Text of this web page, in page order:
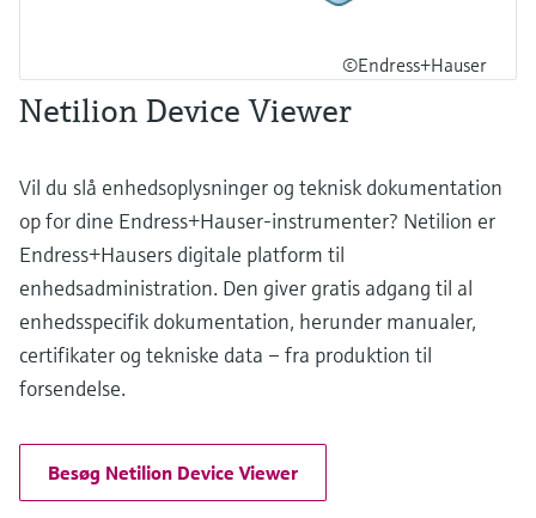
©Endress+Hauser
Netilion Device Viewer
Vil du slå enhedsoplysninger og teknisk dokumentation
op for dine Endress+Hauser-instrumenter? Netilion er
Endress+Hausers digitale platform til
enhedsadministration. Den giver gratis adgang til al
enhedsspecifik dokumentation, herunder manualer,
certifikater og tekniske data – fra produktion til
forsendelse.
Besøg Netilion Device Viewer